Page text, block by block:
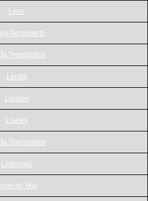
Leon
Aeropuerto
Treinstation
Lerida
Linares
Llanes
Treinstation
Llobregat
de Mar